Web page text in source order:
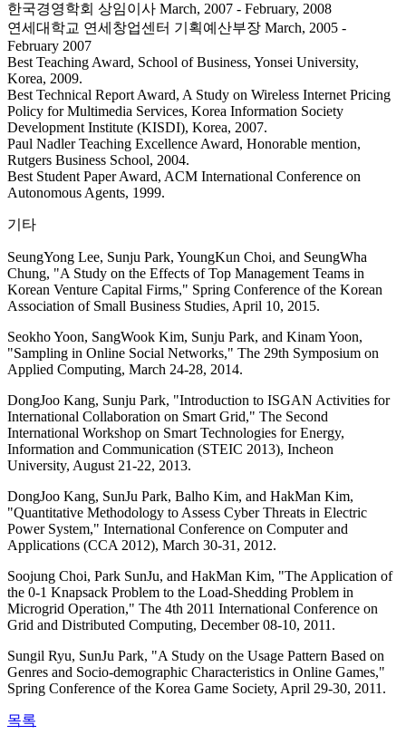
한국경영학회 상임이사 March, 2007 - February, 2008
연세대학교 연세창업센터 기획예산부장 March, 2005 -
February 2007
Best Teaching Award, School of Business, Yonsei University,
Korea, 2009.
Best Technical Report Award, A Study on Wireless Internet Pricing
Policy for Multimedia Services, Korea Information Society
Development Institute (KISDI), Korea, 2007.
Paul Nadler Teaching Excellence Award, Honorable mention,
Rutgers Business School, 2004.
Best Student Paper Award, ACM International Conference on
Autonomous Agents, 1999.
기타
SeungYong Lee, Sunju Park, YoungKun Choi, and SeungWha
Chung, "A Study on the Effects of Top Management Teams in
Korean Venture Capital Firms," Spring Conference of the Korean
Association of Small Business Studies, April 10, 2015.
Seokho Yoon, SangWook Kim, Sunju Park, and Kinam Yoon,
"Sampling in Online Social Networks," The 29th Symposium on
Applied Computing, March 24-28, 2014.
DongJoo Kang, Sunju Park, "Introduction to ISGAN Activities for
International Collaboration on Smart Grid," The Second
International Workshop on Smart Technologies for Energy,
Information and Communication (STEIC 2013), Incheon
University, August 21-22, 2013.
DongJoo Kang, SunJu Park, Balho Kim, and HakMan Kim,
"Quantitative Methodology to Assess Cyber Threats in Electric
Power System," International Conference on Computer and
Applications (CCA 2012), March 30-31, 2012.
Soojung Choi, Park SunJu, and HakMan Kim, "The Application of
the 0-1 Knapsack Problem to the Load-Shedding Problem in
Microgrid Operation," The 4th 2011 International Conference on
Grid and Distributed Computing, December 08-10, 2011.
Sungil Ryu, SunJu Park, "A Study on the Usage Pattern Based on
Genres and Socio-demographic Characteristics in Online Games,"
Spring Conference of the Korea Game Society, April 29-30, 2011.
목록